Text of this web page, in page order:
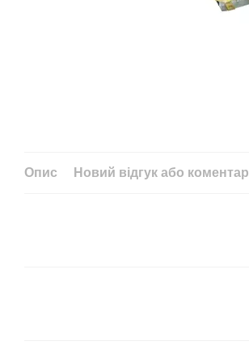
Опис Новий відгук або коментар